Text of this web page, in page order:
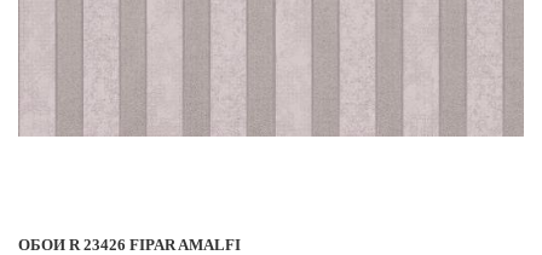
ОБОИ R 23426 FIPAR AMALFI